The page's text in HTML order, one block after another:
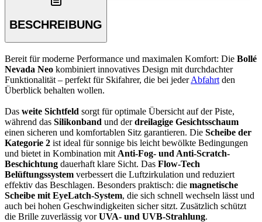
BESCHREIBUNG
Bereit für moderne Performance und maximalen Komfort: Die Bollé
Nevada Neo kombiniert innovatives Design mit durchdachter
Funktionalität – perfekt für Skifahrer, die bei jederAbfahrt den
Überblick behalten wollen.
Das weite Sichtfeld sorgt für optimale Übersicht auf der Piste,
während das Silikonband und derdreilagige Gesichtsschaum
einen sicheren und komfortablen Sitz garantieren. Die Scheibe der
Kategorie 2 ist ideal für sonnige bis leicht bewölkte Bedingungen
und bietet in Kombination mit Anti-Fog- und Anti-Scratch-
Beschichtung dauerhaft klare Sicht. Das Flow-Tech
Belüftungssystem verbessert die Luftzirkulation und reduziert
effektiv das Beschlagen. Besonders praktisch: die magnetische
Scheibe mit EyeLatch-System, die sich schnell wechseln lässt und
auch bei hohen Geschwindigkeiten sicher sitzt. Zusätzlich schützt
die Brille zuverlässig vorUVA- und UVB-Strahlung.